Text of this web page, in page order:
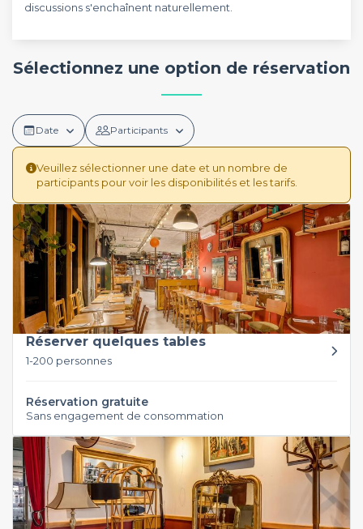
discussions s'enchaînent naturellement.
Sélectionnez une option de réservation
Date Participants
Veuillez sélectionner une date et un nombre de
participants pour voir les disponibilités et les tarifs.
Réserver quelques tables
1-200 personnes
Réservation gratuite
Sans engagement de consommation